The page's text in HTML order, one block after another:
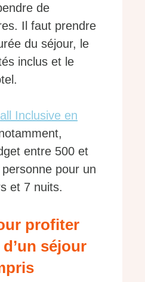
de
Il faut prendre
du séjour, le
inclus et le
all Inclusive en
entre 500 et
pour un
et 7 nuits.
profiter
séjour